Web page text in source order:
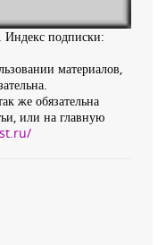
подписки:
материалов,
же обязательна
или на главную